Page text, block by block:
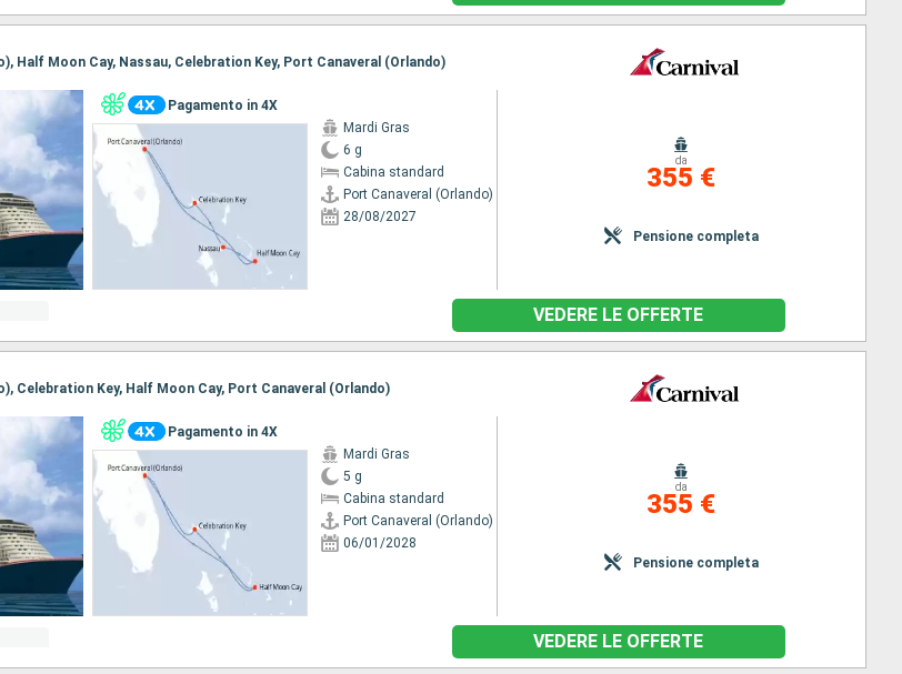
Half Moon Cay, Nassau, Celebration Key, Port Canaveral (Orlando)
Pagamento in 4X
Mardi Gras
6 g
Cabina standard
Port Canaveral (Orlando)
28/08/2027
da
355 €
Pensione completa
VEDERE LE OFFERTE
Celebration Key, Half Moon Cay, Port Canaveral (Orlando)
Pagamento in 4X
Mardi Gras
5 g
Cabina standard
Port Canaveral (Orlando)
06/01/2028
da
355 €
Pensione completa
VEDERE LE OFFERTE